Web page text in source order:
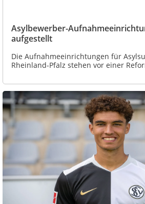
Asylbewerber-
aufgestellt
Die Aufnahmeeinrichtungen für
Rheinland-Pfalz stehen vor einer